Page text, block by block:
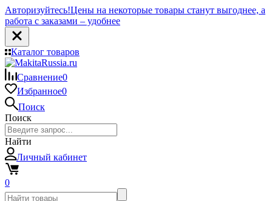
Авторизуйтесь!Цены на некоторые товары станут выгоднее, а
работа с заказами – удобнее
Каталог товаров
Сравнение0
Избранное0
Поиск
Поиск
Найти
Личный кабинет
0